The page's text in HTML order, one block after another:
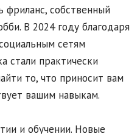
фриланс, собственный
В 2024 году благодаря
сетям
стали практически
то, что приносит вам
вашим навыкам.
и обучении. Новые